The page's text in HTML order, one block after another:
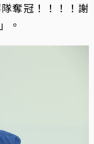
奪冠！！！！謝
。